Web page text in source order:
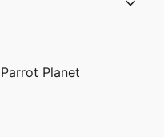
Planet